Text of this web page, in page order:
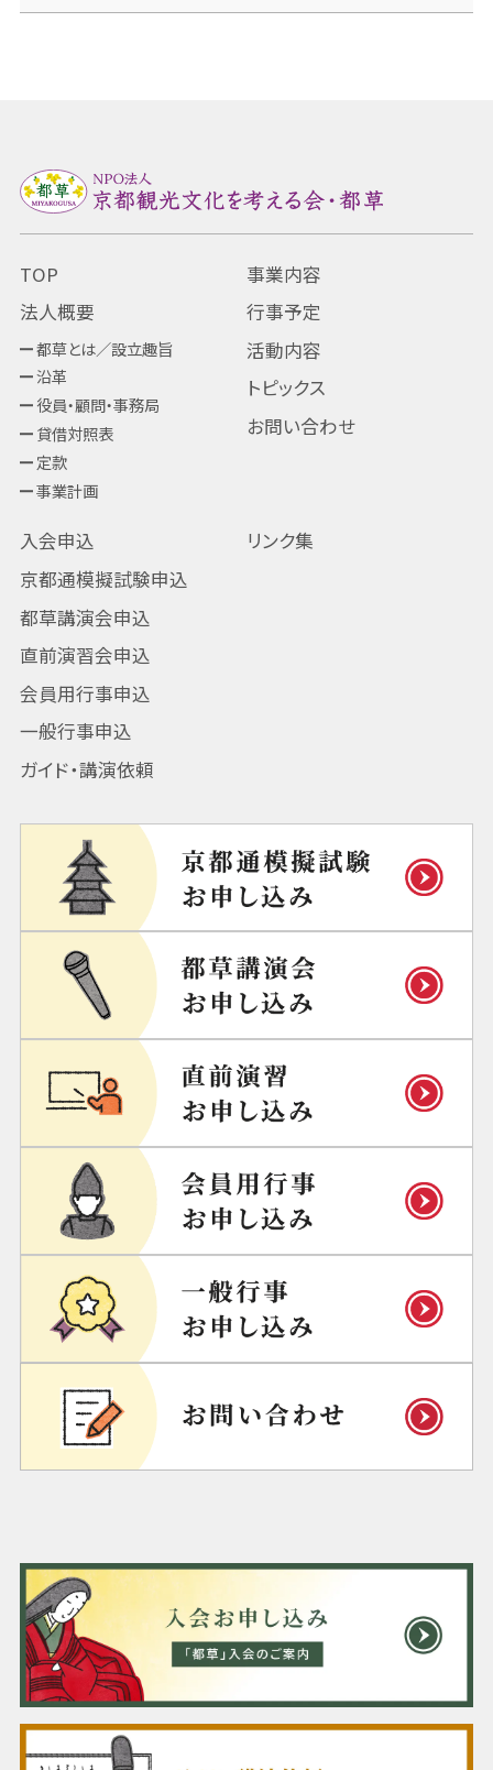
TOP
法人概要
都草とは／設立趣旨
沿革
役員・顧問・事務局
貸借対照表
定款
事業計画
事業内容
行事予定
活動内容
トピックス
お問い合わせ
入会申込
京都通模擬試験申込
都草講演会申込
直前演習会申込
会員用行事申込
一般行事申込
ガイド・講演依頼
リンク集